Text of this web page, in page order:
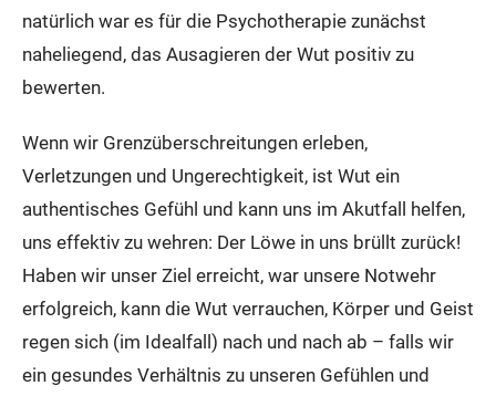
natürlich war es für die Psychotherapie zunächst
naheliegend, das Ausagieren der Wut positiv zu
bewerten.
Wenn wir Grenzüberschreitungen erleben,
Verletzungen und Ungerechtigkeit, ist Wut ein
authentisches Gefühl und kann uns im Akutfall helfen,
uns effektiv zu wehren: Der Löwe in uns brüllt zurück!
Haben wir unser Ziel erreicht, war unsere Notwehr
erfolgreich, kann die Wut verrauchen, Körper und Geist
regen sich (im Idealfall) nach und nach ab – falls wir
ein gesundes Verhältnis zu unseren Gefühlen und